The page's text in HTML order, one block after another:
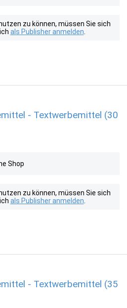
zu können, müssen Sie sich
als Publisher anmelden
- Textwerbemittel (30
Shop
zu können, müssen Sie sich
als Publisher anmelden
- Textwerbemittel (35